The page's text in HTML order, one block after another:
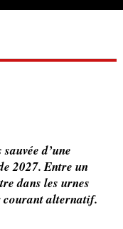
d’une
2027. Entre un
dans les urnes
courant alternatif.